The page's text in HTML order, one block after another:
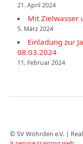
21. April 2024
Mit Zielwasser
5. März 2024
Einladung zur
08.03.2024
11. Februar 2024
© SV Wöhrden e.V. |